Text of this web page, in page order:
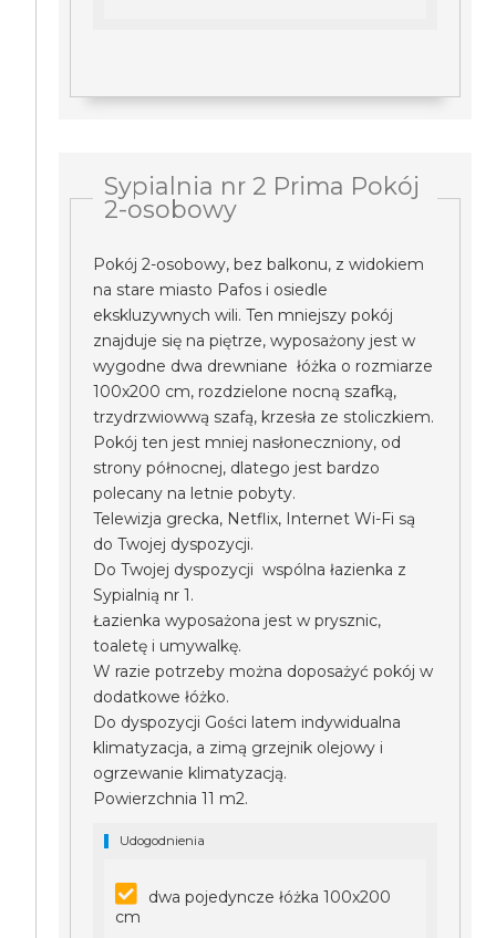
Sypialnia nr 2 Prima Pokój
2-osobowy
Pokój 2-osobowy, bez balkonu, z widokiem
na stare miasto Pafos i osiedle
ekskluzywnych wili. Ten mniejszy pokój
znajduje się na piętrze, wyposażony jest w
wygodne dwa drewniane łóżka o rozmiarze
100x200 cm, rozdzielone nocną szafką,
trzydrzwiowwą szafą, krzesła ze stoliczkiem.
Pokój ten jest mniej nasłoneczniony, od
strony północnej, dlatego jest bardzo
polecany na letnie pobyty.
Telewizja grecka, Netflix, Internet Wi-Fi są
do Twojej dyspozycji.
Do Twojej dyspozycji wspólna łazienka z
Sypialnią nr 1.
Łazienka wyposażona jest w prysznic,
toaletę i umywalkę.
W razie potrzeby można doposażyć pokój w
dodatkowe łóżko.
Do dyspozycji Gości latem indywidualna
klimatyzacja, a zimą grzejnik olejowy i
ogrzewanie klimatyzacją.
Powierzchnia 11 m2.
Udogodnienia
dwa pojedyncze łóżka 100x200
cm